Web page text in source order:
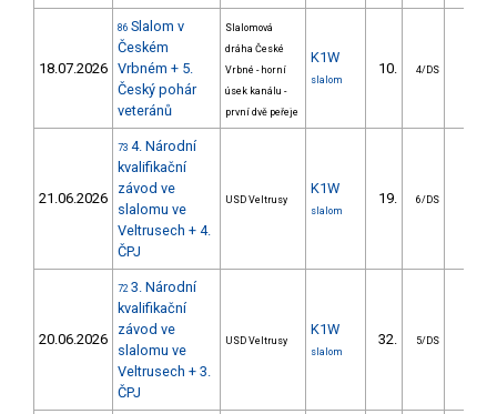
18.07.2026
86 Slalom v
Českém
Vrbném + 5.
Český pohár
veteránů
Slalomová
dráha České
Vrbné - horní
úsek kanálu -
první dvě peřeje
K1W
slalom
10. 4/DS
21.06.2026
73 4. Národní
kvalifikační
závod ve
slalomu ve
Veltrusech + 4.
ČPJ
USD Veltrusy
K1W
slalom
19. 6/DS
20.06.2026
72 3. Národní
kvalifikační
závod ve
slalomu ve
Veltrusech + 3.
ČPJ
USD Veltrusy
K1W
slalom
32. 5/DS